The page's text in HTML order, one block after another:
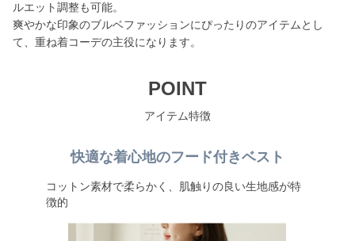
ルエット調整も可能。
爽やかな印象のブルベファッションにぴったりのアイテムとし
て、重ね着コーデの主役になります。
POINT
アイテム特徴
快適な着心地のフード付きベスト
コットン素材で柔らかく、肌触りの良い生地感が特
徴的